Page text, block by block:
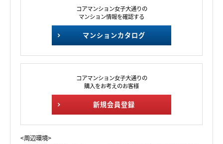
コアマンション女子大通りの
マンション情報を確認する
マンションカタログ
コアマンション女子大通りの
購入をお考えのお客様
新規会員登録
<周辺環境>